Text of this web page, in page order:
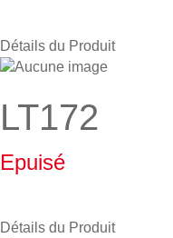
Détails du Produit
LT172
Epuisé
Détails du Produit